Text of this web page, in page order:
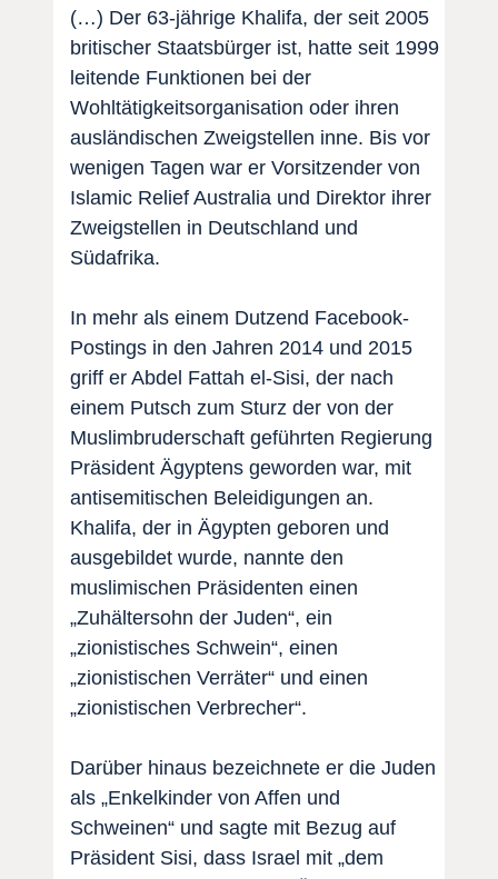
(…) Der 63-jährige Khalifa, der seit 2005
britischer Staatsbürger ist, hatte seit 1999
leitende Funktionen bei der
Wohltätigkeitsorganisation oder ihren
ausländischen Zweigstellen inne. Bis vor
wenigen Tagen war er Vorsitzender von
Islamic Relief Australia und Direktor ihrer
Zweigstellen in Deutschland und
Südafrika.
In mehr als einem Dutzend Facebook-
Postings in den Jahren 2014 und 2015
griff er Abdel Fattah el-Sisi, der nach
einem Putsch zum Sturz der von der
Muslimbruderschaft geführten Regierung
Präsident Ägyptens geworden war, mit
antisemitischen Beleidigungen an.
Khalifa, der in Ägypten geboren und
ausgebildet wurde, nannte den
muslimischen Präsidenten einen
„Zuhältersohn der Juden“, ein
„zionistisches Schwein“, einen
„zionistischen Verräter“ und einen
„zionistischen Verbrecher“.
Darüber hinaus bezeichnete er die Juden
als „Enkelkinder von Affen und
Schweinen“ und sagte mit Bezug auf
Präsident Sisi, dass Israel mit „dem